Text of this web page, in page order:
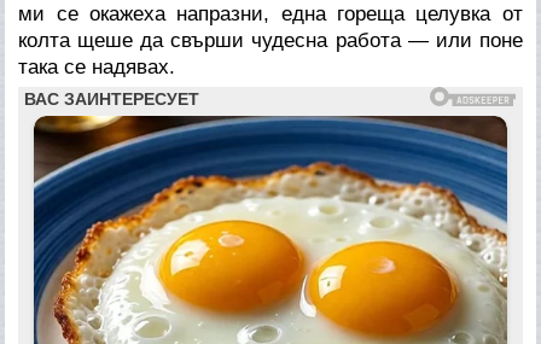
ми се окажеха напразни, една гореща целувка от
колта щеше да свърши чудесна работа — или поне
така се надявах.